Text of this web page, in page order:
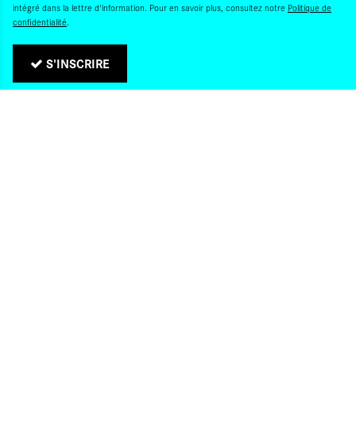
intégré dans la lettre d'information. Pour en savoir plus, consultez notre Politique de
confidentialité.
S'INSCRIRE